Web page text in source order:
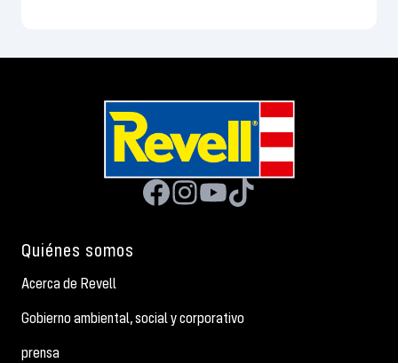
Quiénes somos
Acerca de Revell
Gobierno ambiental, social y corporativo
prensa